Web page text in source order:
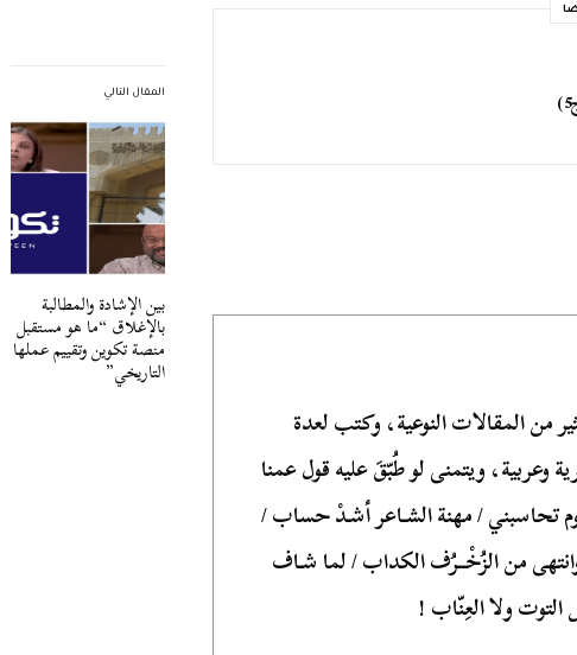
المقال التالي
بين الإشادة والمطالبة
بالإغلاق “ما هو مستقبل
منصة تكوين وتقييم عملها
التاريخي”
المقالات النوعية، وكتب لعدة
وعربية، ويتمنى لو طُبّقَ عليه قول عمنا
تحاسبني / مهنة الشـاعر أشـدْ حساب /
وانتهى من الزُخْــرُف الكداب / لما شـاف
التوت ولا العِنّاب !